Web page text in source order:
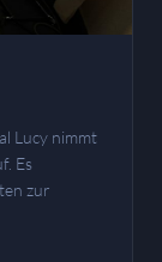
Lucy nimmt
Es
zur